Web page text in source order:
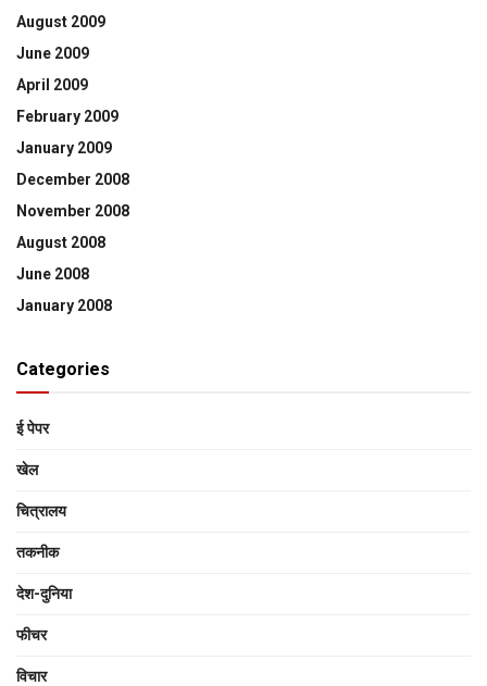
August 2009
June 2009
April 2009
February 2009
January 2009
December 2008
November 2008
August 2008
June 2008
January 2008
Categories
ई पेपर
खेल
चित्रालय
तकनीक
देश-दुनिया
फीचर
विचार